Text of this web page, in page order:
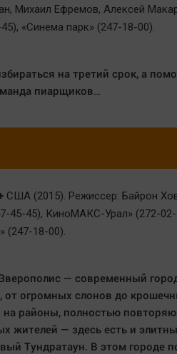
Михаил Ефремов, Алексей
«Синема парк» (247-18-00).
на третий срок, а
пиарщиков…
США (2015). Режиссер: Байрон
45-45), КиноМАКС-Урал» (272-
(247-18-00).
— современный
огромных слонов до
на районы, полностью
жителей — здесь есть и
Тундратаун. В этом городе